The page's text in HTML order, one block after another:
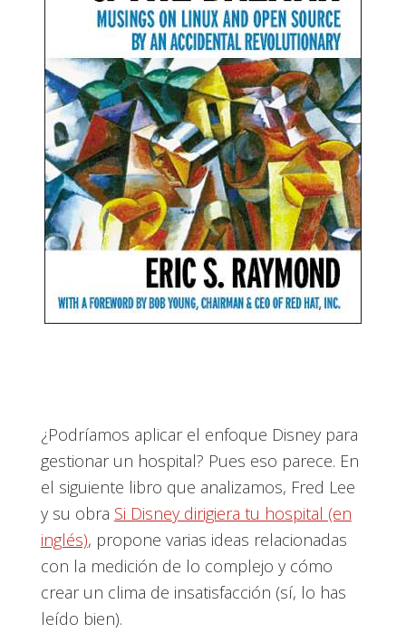
¿Podríamos aplicar el enfoque Disney para
gestionar un hospital? Pues eso parece. En
el siguiente libro que analizamos, Fred Lee
y su obra Si Disney dirigiera tu hospital (en
inglés), propone varias ideas relacionadas
con la medición de lo complejo y cómo
crear un clima de insatisfacción (sí, lo has
leído bien).